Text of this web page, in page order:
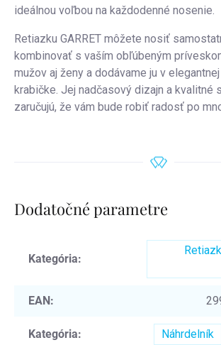
ideálnou voľbou na každodenné nosenie.
Retiazku GARRET môžete nosiť
kombinovať s vaším obľúbeným
mužov aj ženy a dodávame ju v
krabičke. Jej nadčasový dizajn a kvalitné
zaručujú, že vám bude robiť radosť po
Dodatočné parametre
Kategória:
EAN:
Kategória: Náhrdelník